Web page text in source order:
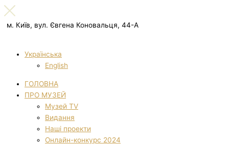
м. Київ, вул. Євгена Коновальця, 44-А
Українська
English
ГОЛОВНА
ПРО МУЗЕЙ
Музей TV
Видання
Наші проекти
Онлайн-конкурс 2024